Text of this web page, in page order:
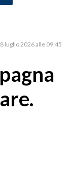
luglio 2026 alle 09:45